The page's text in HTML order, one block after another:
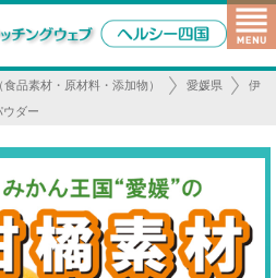
品素材・原材料・添加物） 愛媛県 伊
ウダー